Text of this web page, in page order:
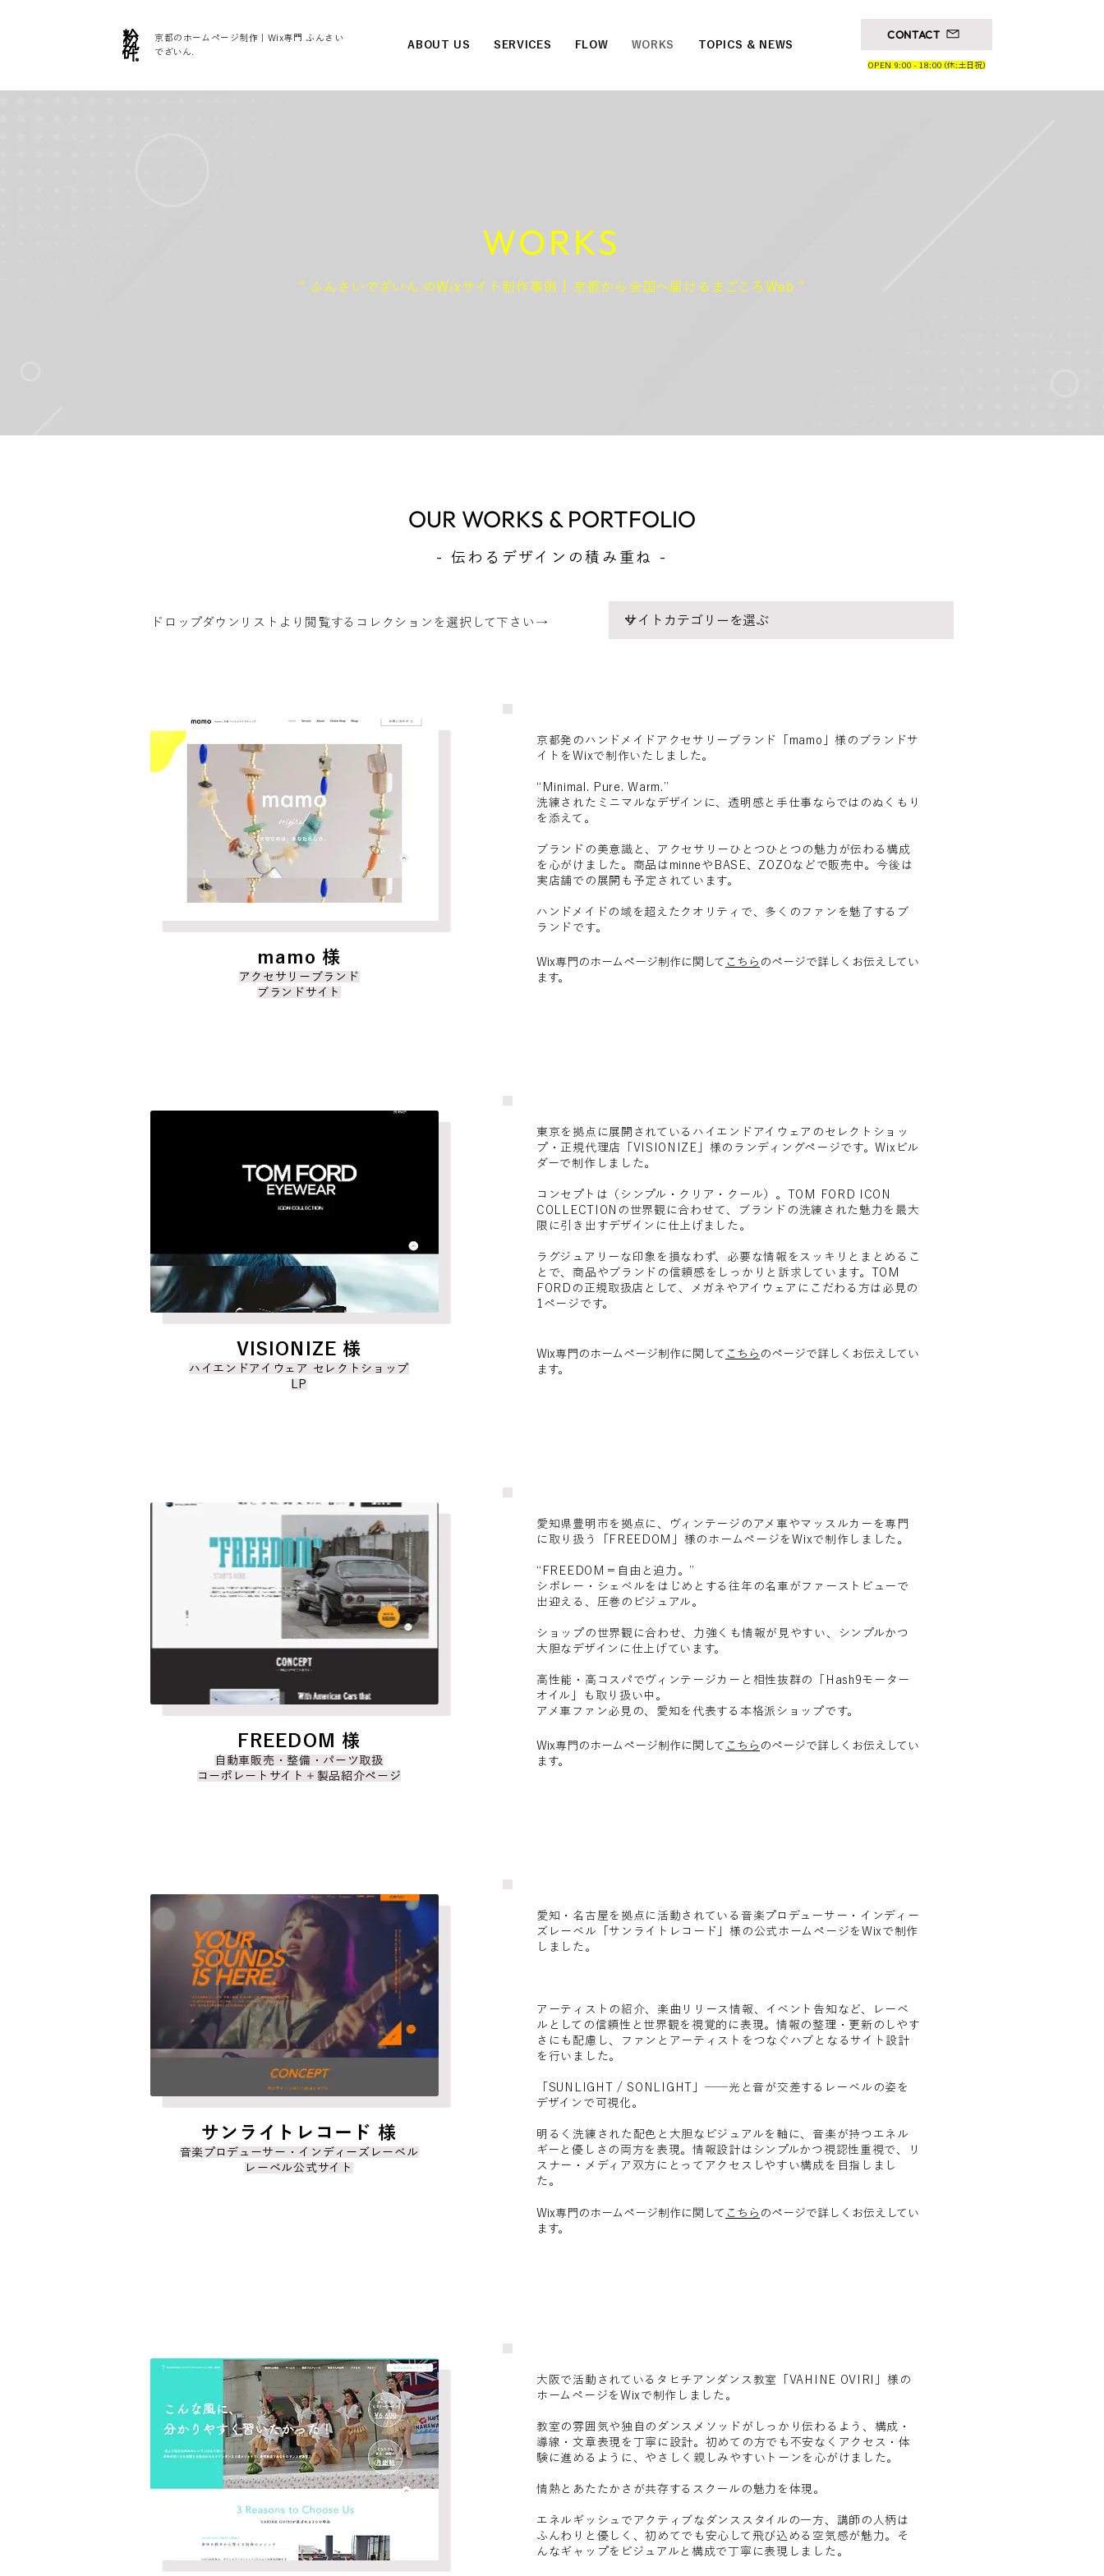
京都のホームページ制作｜Wix専門 ふんさい
でざいん.
ABOUT US SERVICES FLOW WORKS TOPICS & NEWS
CONTACT
OPEN 9:00 - 18:00 (休:土日祝)
WORKS
" ふんさいでざいん.のWixサイト制作事例 | 京都から全国へ届けるまごころWeb "
OUR WORKS & PORTFOLIO
- 伝わるデザインの積み重ね -
ドロップダウンリストより閲覧するコレクションを選択して下さい→
mamo 様
アクセサリーブランド
ブランドサイト
京都発のハンドメイドアクセサリーブランド「mamo」様のブランドサ
イトをWixで制作いたしました。
“Minimal. Pure. Warm.”
洗練されたミニマルなデザインに、透明感と手仕事ならではのぬくもり
を添えて。
ブランドの美意識と、アクセサリーひとつひとつの魅力が伝わる構成
を心がけました。商品はminneやBASE、ZOZOなどで販売中。今後は
実店舗での展開も予定されています。
ハンドメイドの域を超えたクオリティで、多くのファンを魅了するブ
ランドです。
Wix専門のホームページ制作に関して こちら のページで詳しくお伝えしてい
ます。
VISIONIZE 様
ハイエンドアイウェア セレクトショップ
LP
東京を拠点に展開されているハイエンドアイウェアのセレクトショッ
プ・正規代理店「VISIONIZE」様のランディングページです。Wixビル
ダーで制作しました。
コンセプトは（シンプル・クリア・クール）。TOM FORD ICON
COLLECTIONの世界観に合わせて、ブランドの洗練された魅力を最大
限に引き出すデザインに仕上げました。
ラグジュアリーな印象を損なわず、必要な情報をスッキリとまとめるこ
とで、商品やブランドの信頼感をしっかりと訴求しています。TOM
FORDの正規取扱店として、メガネやアイウェアにこだわる方は必見の
1ページです。
Wix専門のホームページ制作に関して こちら のページで詳しくお伝えしてい
ます。
FREEDOM 様
自動車販売・整備・パーツ取扱
コーポレートサイト＋製品紹介ページ
愛知県豊明市を拠点に、ヴィンテージのアメ車やマッスルカーを専門
に取り扱う「FREEDOM」様のホームページをWixで制作しました。
“FREEDOM＝自由と迫力。”
シボレー・シェベルをはじめとする往年の名車がファーストビューで
出迎える、圧巻のビジュアル。
ショップの世界観に合わせ、力強くも情報が見やすい、シンプルかつ
大胆なデザインに仕上げています。
高性能・高コスパでヴィンテージカーと相性抜群の「Hash9モーター
オイル」も取り扱い中。
アメ車ファン必見の、愛知を代表する本格派ショップです。
Wix専門のホームページ制作に関して こちら のページで詳しくお伝えしてい
ます。
サンライトレコード 様
音楽プロデューサー・インディーズレーベル
レーベル公式サイト
愛知・名古屋を拠点に活動されている音楽プロデューサー・インディー
ズレーベル「サンライトレコード」様の公式ホームページをWixで制作
しました。
アーティストの紹介、楽曲リリース情報、イベント告知など、レーベ
ルとしての信頼性と世界観を視覚的に表現。情報の整理・更新のしやす
さにも配慮し、ファンとアーティストをつなぐハブとなるサイト設計
を行いました。
「SUNLIGHT / SONLIGHT」──光と音が交差するレーベルの姿を
デザインで可視化。
明るく洗練された配色と大胆なビジュアルを軸に、音楽が持つエネル
ギーと優しさの両方を表現。情報設計はシンプルかつ視認性重視で、リ
スナー・メディア双方にとってアクセスしやすい構成を目指しまし
た。
Wix専門のホームページ制作に関して こちら のページで詳しくお伝えしてい
ます。
大阪で活動されているタヒチアンダンス教室「VAHINE OVIRI」様の
ホームページをWixで制作しました。
教室の雰囲気や独自のダンスメソッドがしっかり伝わるよう、構成・
導線・文章表現を丁寧に設計。初めての方でも不安なくアクセス・体
験に進めるように、やさしく親しみやすいトーンを心がけました。
情熱とあたたかさが共存するスクールの魅力を体現。
エネルギッシュでアクティブなダンススタイルの一方、講師の人柄は
ふんわりと優しく、初めてでも安心して飛び込める空気感が魅力。そ
んなギャップをビジュアルと構成で丁寧に表現しました。